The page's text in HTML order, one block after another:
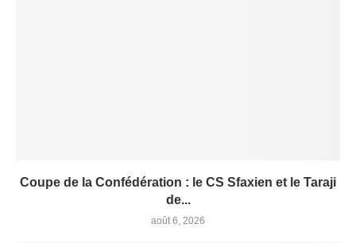
Coupe de la Confédération : le CS Sfaxien et le Taraji
de...
août 6, 2026